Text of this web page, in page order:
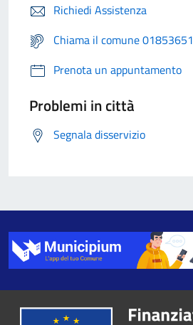
Richiedi Assistenza
Chiama il comune 01853651
Prenota un appuntamento
Problemi in città
Segnala disservizio